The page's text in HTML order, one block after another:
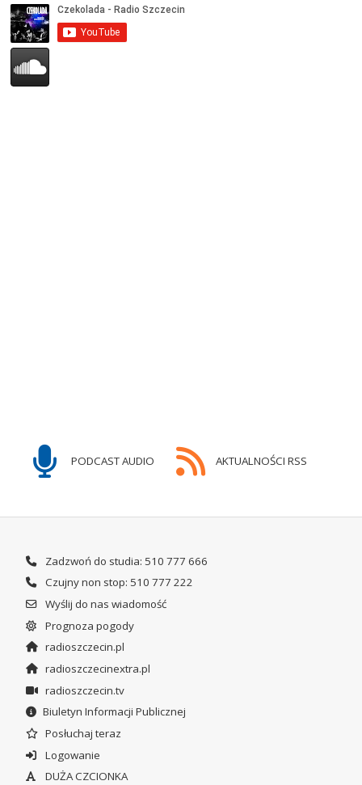
PODCAST AUDIO AKTUALNOŚCI RSS
Zadzwoń do studia: 510 777 666
Czujny non stop: 510 777 222
Wyślij do nas wiadomość
Prognoza pogody
radioszczecin.pl
radioszczecinextra.pl
radioszczecin.tv
Biuletyn Informacji Publicznej
Posłuchaj teraz
Logowanie
DUŻA CZCIONKA